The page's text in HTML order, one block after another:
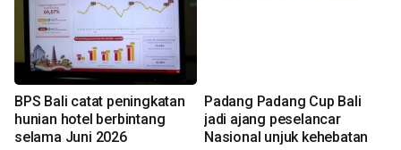
BPS Bali catat peningkatan
hunian hotel berbintang
selama Juni 2026
Padang Padang Cup Bali
jadi ajang peselancar
Nasional unjuk kehebatan